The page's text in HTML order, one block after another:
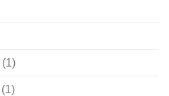
(1)
(1)